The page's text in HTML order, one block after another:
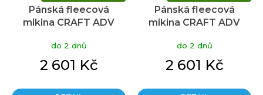
Pánská fleecová
mikina CRAFT ADV
Hood - černá
do 2 dnů
2 601 Kč
Pánská fleecová
mikina CRAFT ADV
Hood - modrá
do 2 dnů
2 601 Kč